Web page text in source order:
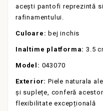
acești pantofi reprezintă
rafinamentului.
Culoare: bej inchis
Inaltime platforma: 3.5
Model: 043070
Exterior: Piele naturala
și suplețe, conferă
flexibilitate excepțională